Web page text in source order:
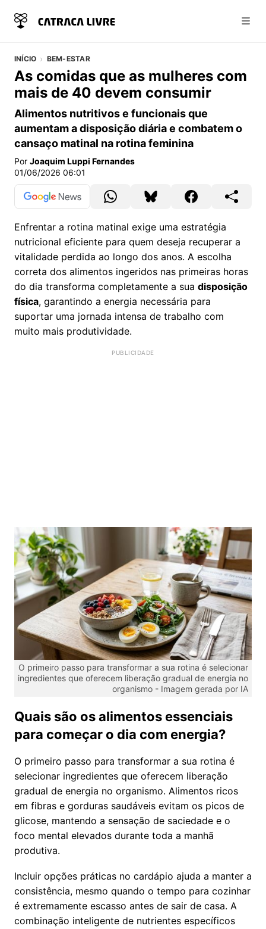
INÍCIO BEM-ESTAR
As comidas que as mulheres com
mais de 40 devem consumir
Alimentos nutritivos e funcionais que
aumentam a disposição diária e combatem o
cansaço matinal na rotina feminina
Por Joaquim Luppi Fernandes
01/06/2026 06:01
Enfrentar a rotina matinal exige uma estratégia
nutricional eficiente para quem deseja recuperar a
vitalidade perdida ao longo dos anos. A escolha
correta dos alimentos ingeridos nas primeiras horas
do dia transforma completamente a sua disposição
física, garantindo a energia necessária para
suportar uma jornada intensa de trabalho com
muito mais produtividade.
O primeiro passo para transformar a sua rotina é selecionar
ingredientes que oferecem liberação gradual de energia no
organismo - Imagem gerada por IA
Quais são os alimentos essenciais
para começar o dia com energia?
O primeiro passo para transformar a sua rotina é
selecionar ingredientes que oferecem liberação
gradual de energia no organismo. Alimentos ricos
em fibras e gorduras saudáveis evitam os picos de
glicose, mantendo a sensação de saciedade e o
foco mental elevados durante toda a manhã
produtiva.
Incluir opções práticas no cardápio ajuda a manter a
consistência, mesmo quando o tempo para cozinhar
é extremamente escasso antes de sair de casa. A
combinação inteligente de nutrientes específicos